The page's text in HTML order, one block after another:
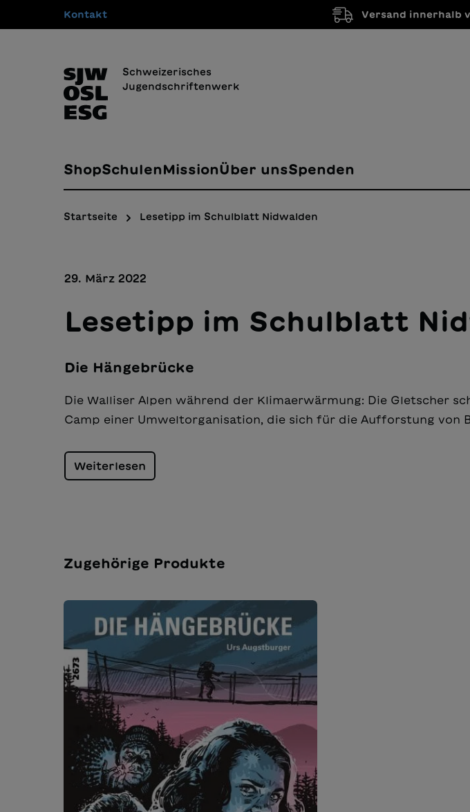
Zur Hauptnavigation springen
Kontakt Versand innerhalb
Schweizerisches
Jugendschriftenwerk
ShopSchulen MissionÜber unsSpenden
Startseite Lesetipp im Schulblatt Nidwalden
29. März 2022
Lesetipp im Schulblatt
Die Hängebrücke
Die Walliser Alpen während der Klimaerwärmung: Die Gletscher
Camp einer Umweltorganisation, die sich für die Aufforstung von
Weiterlesen
Produktgalerie überspringen
Zugehörige Produkte